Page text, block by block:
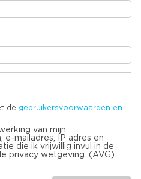
de gebruikersvoorwaarden en
van mijn
e-mailadres, IP adres en
die ik vrijwillig invul in de
privacy wetgeving. (AVG)